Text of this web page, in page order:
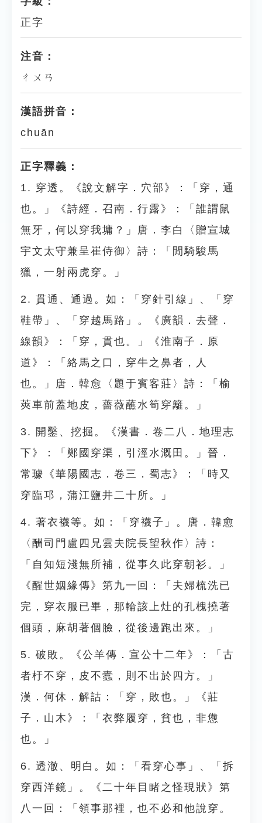
正字
注音：
ㄔㄨㄢ
漢語拼音：
chuān
正字釋義：
1. 穿透。《說文解字．穴部》：「穿，通
也。」《詩經．召南．行露》：「誰謂鼠
無牙，何以穿我墉？」唐．李白〈贈宣城
宇文太守兼呈崔侍御〉詩：「閒騎駿馬
獵，一射兩虎穿。」
2. 貫通、通過。如：「穿針引線」、「穿
鞋帶」、「穿越馬路」。《廣韻．去聲．
線韻》：「穿，貫也。」《淮南子．原
道》：「絡馬之口，穿牛之鼻者，人
也。」唐．韓愈〈題于賓客莊〉詩：「榆
莢車前蓋地皮，薔薇蘸水筍穿籬。」
3. 開鑿、挖掘。《漢書．卷二八．地理志
下》：「鄭國穿渠，引涇水溉田。」晉．
常璩《華陽國志．卷三．蜀志》：「時又
穿臨邛，蒲江鹽井二十所。」
4. 著衣襪等。如：「穿襪子」。唐．韓愈
〈酬司門盧四兄雲夫院長望秋作〉詩：
「自知短淺無所補，從事久此穿朝衫。」
《醒世姻緣傳》第九一回：「夫婦梳洗已
完，穿衣服已畢，那輪該上灶的孔槐撓著
個頭，麻胡著個臉，從後邊跑出來。」
5. 破敗。《公羊傳．宣公十二年》：「古
者杅不穿，皮不蠹，則不出於四方。」
漢．何休．解詁：「穿，敗也。」《莊
子．山木》：「衣弊履穿，貧也，非憊
也。」
6. 透澈、明白。如：「看穿心事」、「拆
穿西洋鏡」。《二十年目睹之怪現狀》第
八一回：「領事那裡，也不必和他說穿。